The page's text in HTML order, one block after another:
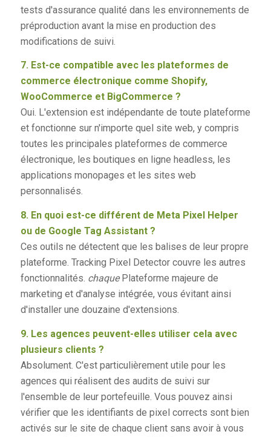
tests d'assurance qualité dans les environnements de
préproduction avant la mise en production des
modifications de suivi.
7. Est-ce compatible avec les plateformes de
commerce électronique comme Shopify,
WooCommerce et BigCommerce ?
Oui. L'extension est indépendante de toute plateforme
et fonctionne sur n'importe quel site web, y compris
toutes les principales plateformes de commerce
électronique, les boutiques en ligne headless, les
applications monopages et les sites web
personnalisés.
8. En quoi est-ce différent de Meta Pixel Helper
ou de Google Tag Assistant ?
Ces outils ne détectent que les balises de leur propre
plateforme. Tracking Pixel Detector couvre les autres
fonctionnalités. chaquePlateforme majeure de
marketing et d'analyse intégrée, vous évitant ainsi
d'installer une douzaine d'extensions.
9. Les agences peuvent-elles utiliser cela avec
plusieurs clients ?
Absolument. C'est particulièrement utile pour les
agences qui réalisent des audits de suivi sur
l'ensemble de leur portefeuille. Vous pouvez ainsi
vérifier que les identifiants de pixel corrects sont bien
activés sur le site de chaque client sans avoir à vous